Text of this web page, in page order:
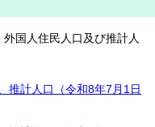
国人住民人口及び推計人
推計人口（令和8年7月1日